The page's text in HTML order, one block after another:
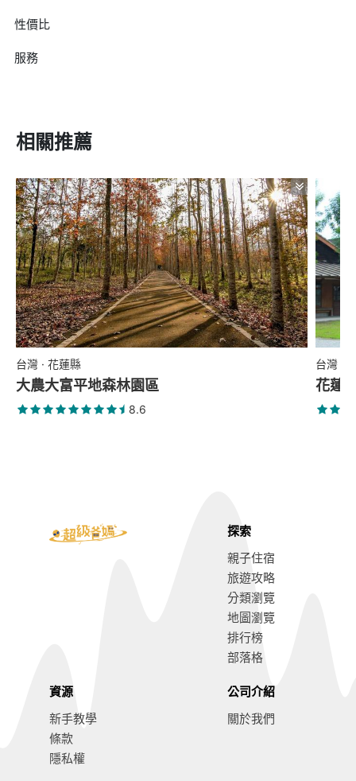
性價比
服務
相關推薦
台灣 · 花蓮縣
大農大富平地森林園區
8.6
台灣 ·
花蓮
探索
親子住宿
旅遊攻略
分類瀏覽
地圖瀏覽
排行榜
部落格
資源
新手教學
條款
隱私權
公司介紹
關於我們